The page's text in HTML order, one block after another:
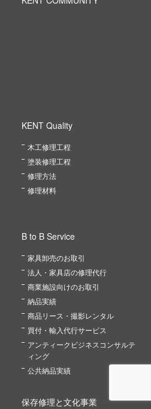
KENT Quality
木工修理工程
塗装修理工程
修理方法
修理材料
B to B Service
家具卸売のお取引
法人・家具店の修理代行
商業施設向けのお取引
納品実績
商品リース・撮影レンタル
買付・輸入代行サービス
アンティークビジネスコンサルテ
ィング
公共納品実績
保存修理と文化事業